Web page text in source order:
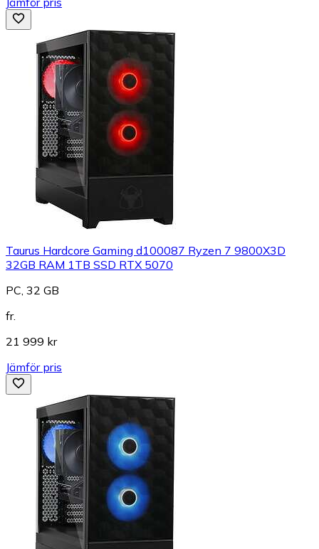
Taurus Hardcore Gaming d100087 Ryzen 7 9800X3D
32GB RAM 1TB SSD RTX 5070
PC, 32 GB
fr.
21 999 kr
Jämför pris